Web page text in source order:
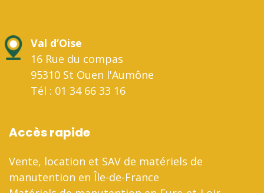
Val d’Oise
16 Rue du compas
95310 St Ouen l'Aumône
Tél : 01 34 66 33 16
Accès rapide
Vente, location et SAV de matériels de
manutention en Île-de-France